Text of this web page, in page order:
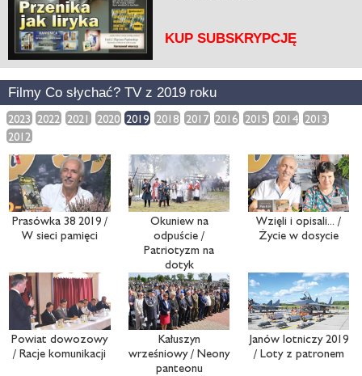
KUP SUBSKRYPCJĘ
Filmy Co słychać? TV z 2019 roku
2023 2022 2021 2020 2019 2018 2017 2016 2015 2014 2013
2012
Prasówka 38 2019 /
W sieci pamięci
Okuniew na
odpuście /
Patriotyzm na
dotyk
Wzięli i opisali... /
Życie w dosycie
Powiat dowozowy
/ Racje komunikacji
Kałuszyn
wrześniowy / Neony
panteonu
Janów lotniczy 2019
/ Loty z patronem